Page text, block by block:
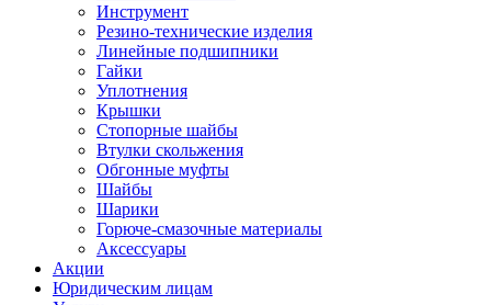
Инструмент
Резино-технические изделия
Линейные подшипники
Гайки
Уплотнения
Крышки
Стопорные шайбы
Втулки скольжения
Обгонные муфты
Шайбы
Шарики
Горюче-смазочные материалы
Аксессуары
Акции
Юридическим лицам